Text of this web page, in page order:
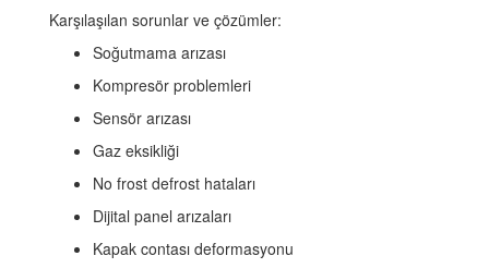
Karşılaşılan sorunlar ve çözümler:
Soğutmama arızası
Kompresör problemleri
Sensör arızası
Gaz eksikliği
No frost defrost hataları
Dijital panel arızaları
Kapak contası deformasyonu